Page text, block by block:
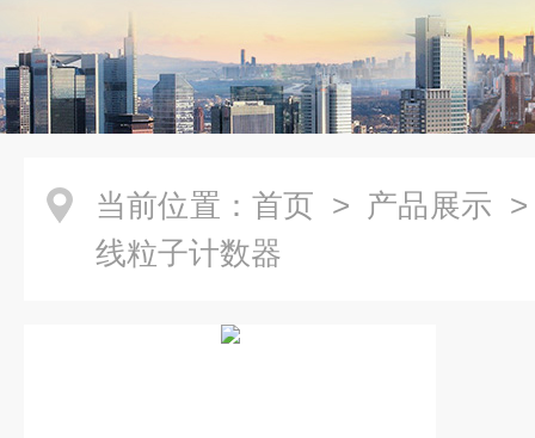
当前位置： 首页 > 产品展示
线粒子计数器